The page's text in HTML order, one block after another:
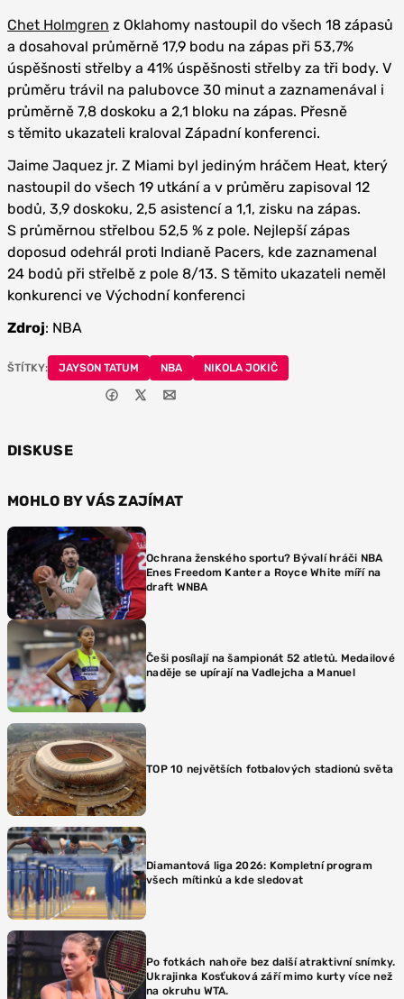
Chet Holmgren z Oklahomy nastoupil do všech 18 zápasů
a dosahoval průměrně 17,9 bodu na zápas při 53,7%
úspěšnosti střelby a 41% úspěšnosti střelby za tři body. V
průměru trávil na palubovce 30 minut a zaznamenával i
průměrně 7,8 doskoku a 2,1 bloku na zápas. Přesně
s těmito ukazateli kraloval Západní konferenci.
Jaime Jaquez jr. Z Miami byl jediným hráčem Heat, který
nastoupil do všech 19 utkání a v průměru zapisoval 12
bodů, 3,9 doskoku, 2,5 asistencí a 1,1, zisku na zápas.
S průměrnou střelbou 52,5 % z pole. Nejlepší zápas
doposud odehrál proti Indianě Pacers, kde zaznamenal
24 bodů při střelbě z pole 8/13. S těmito ukazateli neměl
konkurenci ve Východní konferenci
Zdroj: NBA
ŠTÍTKY: JAYSON TATUM NBA NIKOLA JOKIČ
DISKUSE
MOHLO BY VÁS ZAJÍMAT
Ochrana ženského sportu? Bývalí hráči NBA
Enes Freedom Kanter a Royce White míří na
draft WNBA
Češi posílají na šampionát 52 atletů. Medailové
naděje se upírají na Vadlejcha a Manuel
TOP 10 největších fotbalových stadionů světa
Diamantová liga 2026: Kompletní program
všech mítinků a kde sledovat
Po fotkách nahoře bez další atraktivní snímky.
Ukrajinka Kosťuková září mimo kurty více než
na okruhu WTA.